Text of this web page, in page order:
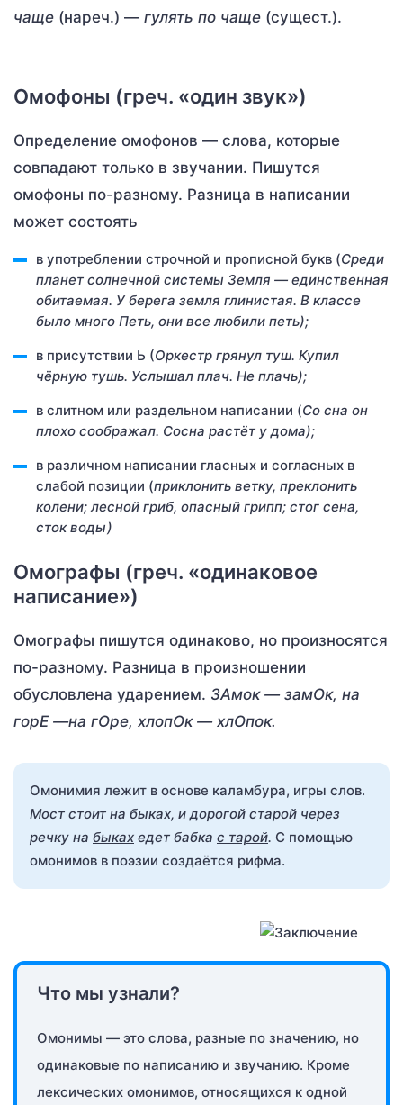
чаще (нареч.) — гулять по чаще (сущест.).
Омофоны (греч. «один звук»)
Определение омофонов — слова, которые
совпадают только в звучании. Пишутся
омофоны по-разному. Разница в написании
может состоять
в употреблении строчной и прописной букв (Среди
планет солнечной системы Земля — единственная
обитаемая. У берега земля глинистая. В классе
было много Петь, они все любили петь);
в присутствии Ь (Оркестр грянул туш. Купил
чёрную тушь. Услышал плач. Не плачь);
в слитном или раздельном написании (Со сна он
плохо соображал. Сосна растёт у дома);
в различном написании гласных и согласных в
слабой позиции (приклонить ветку, преклонить
колени; лесной гриб, опасный грипп; стог сена,
сток воды)
Омографы (греч. «одинаковое
написание»)
Омографы пишутся одинаково, но произносятся
по-разному. Разница в произношении
обусловлена ударением. ЗАмок — замОк, на
горЕ —на гОре, хлопОк — хлОпок.
Омонимия лежит в основе каламбура, игры слов.
Мост стоит на быках, и дорогой старой через
речку на быках едет бабка с тарой. С помощью
омонимов в поэзии создаётся рифма.
Что мы узнали?
Омонимы — это слова, разные по значению, но
одинаковые по написанию и звучанию. Кроме
лексических омонимов, относящихся к одной